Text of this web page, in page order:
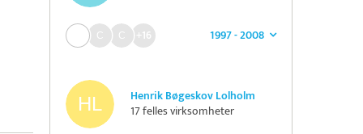
1997 - 2008
+16
Henrik Bøgeskov Lolholm
17 felles virksomheter